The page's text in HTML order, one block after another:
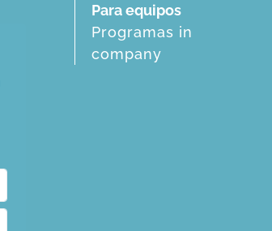
Para equipos
Programas in
company